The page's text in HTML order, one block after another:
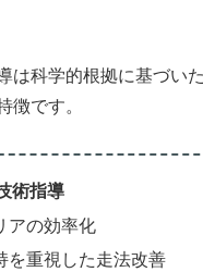
は科学的根拠に基づい
徴です。
術指導
アの効率化
を重視した走法改善